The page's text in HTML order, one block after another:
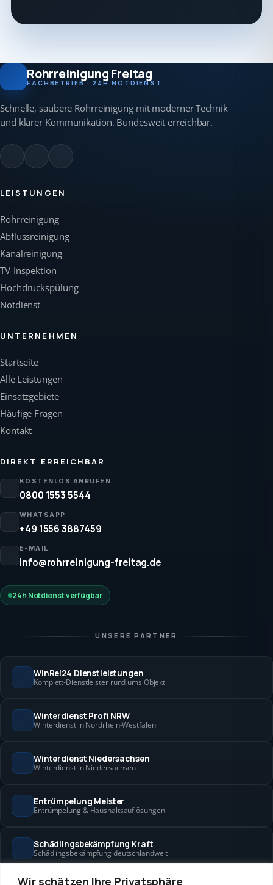
Wir schätzen Ihre Privatsphäre
Rohrreinigung Freitag
FACHBETRIEB · 24H NOTDIENST
Schnelle, saubere Rohrreinigung mit moderner Technik
und klarer Kommunikation. Bundesweit erreichbar.
LEISTUNGEN
Rohrreinigung
Abflussreinigung
Kanalreinigung
TV-Inspektion
Hochdruckspülung
Notdienst
UNTERNEHMEN
Startseite
Alle Leistungen
Einsatzgebiete
Häufige Fragen
Kontakt
DIREKT ERREICHBAR
KOSTENLOS ANRUFEN
0800 1553 5544
WHATSAPP
+49 1556 3887459
E-MAIL
info@rohrreinigung-freitag.de
24h Notdienst verfügbar
UNSERE PARTNER
WinRei24 Dienstleistungen
Komplett-Dienstleister rund ums Objekt
Winterdienst Profi NRW
Winterdienst in Nordrhein-Westfalen
Winterdienst Niedersachsen
Winterdienst in Niedersachsen
Entrümpelung Meister
Entrümpelung & Haushaltsauflösungen
Schädlingsbekämpfung Kraft
Schädlingsbekämpfung deutschlandweit